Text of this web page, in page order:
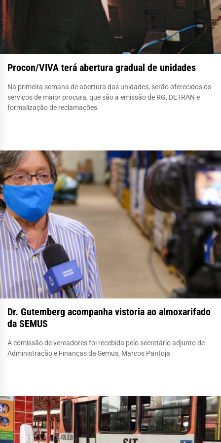
Procon/VIVA terá abertura gradual de unidades
Na primeira semana de abertura das unidades, serão oferecidos os
serviços de maior procura, que são a emissão de RG, DETRAN e
formalização de reclamações
Dr. Gutemberg acompanha vistoria ao almoxarifado
da SEMUS
A comissão de vereadores foi recebida pelo secretário adjunto de
Administração e Finanças da Semus, Marcos Pantoja